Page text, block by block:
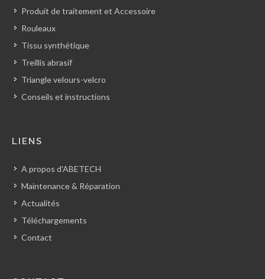
Produit de traitement et Accessoire
Rouleaux
Tissu synthétique
Treillis abrasif
Triangle velours-velcro
Conseils et instructions
LIENS
A propos d'ABETECH
Maintenance & Réparation
Actualités
Téléchargements
Contact